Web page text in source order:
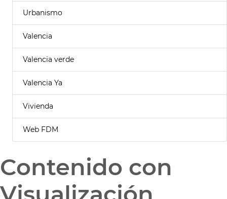
Urbanismo
Valencia
Valencia verde
Valencia Ya
Vivienda
Web FDM
Contenido con